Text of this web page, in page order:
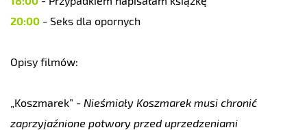
20:00 - Seks dla opornych
Opisy filmów:
„Koszmarek” - Nieśmiały Koszmarek musi chronić
zaprzyjaźnione potwory przed uprzedzeniami